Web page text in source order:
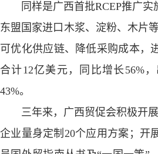
同样是广西首批RCEP推广实
东盟国家进口木浆、淀粉、木片
可优化供应链、降低采购成本，
合计12亿美元，同比增长56%
43%。
三年来，广西贸促会积极开展
企业量身定制20个应用方案；开